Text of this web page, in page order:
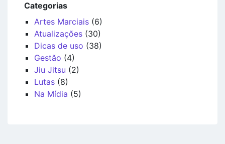
Categorias
Artes Marciais (6)
Atualizações (30)
Dicas de uso (38)
Gestão (4)
Jiu Jitsu (2)
Lutas (8)
Na Mídia (5)